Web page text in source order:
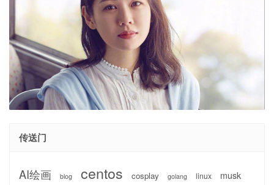
传送门
AI绘画 blog centos cosplay golang linux musk